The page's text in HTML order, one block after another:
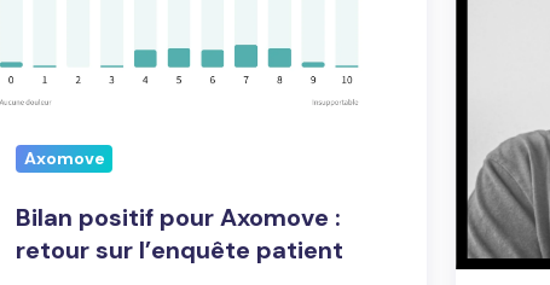
l’enquête
Axomove
Bilan positif pour Axomove :
retour sur l’enquête patient